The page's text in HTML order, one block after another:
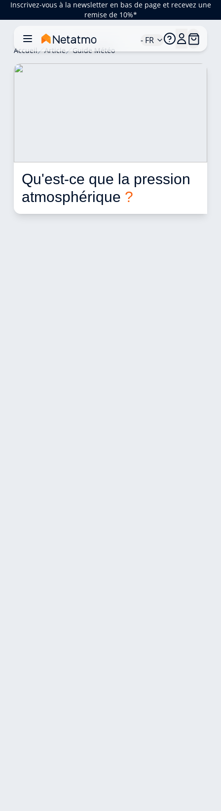
Inscrivez-vous à la newsletter en bas de page et recevez une
remise de 10%*
- FR
Accueil Article Guide Météo
Qu'est-ce que la pression
atmosphérique ?